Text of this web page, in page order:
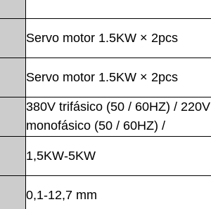
Servo motor 1.5KW × 2pcs
Servo motor 1.5KW × 2pcs
380V trifásico (50 / 60HZ) / 220V
monofásico (50 / 60HZ) /
1,5KW-5KW
0,1-12,7 mm